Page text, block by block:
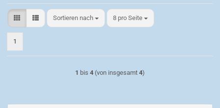
Sortieren nach
Sortieren nach 8 pro Seite
pro Seite
1
1 bis 4 (von insgesamt 4)